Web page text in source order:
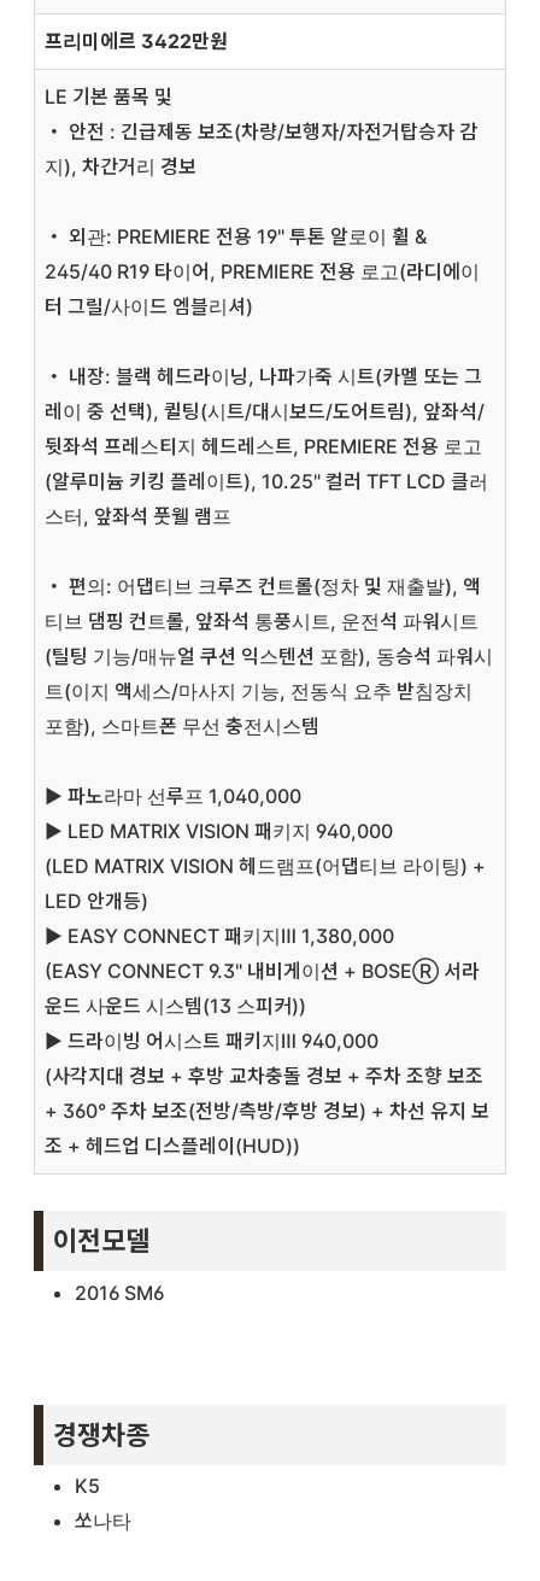
프리미에르 3422만원
LE 기본 품목 및
・ 안전 : 긴급제동 보조(차량/보행자/자전거탑승자 감
지), 차간거리 경보
・ 외관: PREMIERE 전용 19" 투톤 알로이 휠 &
245/40 R19 타이어, PREMIERE 전용 로고(라디에이
터 그릴/사이드 엠블리셔)
・ 내장: 블랙 헤드라이닝, 나파가죽 시트(카멜 또는 그
레이 중 선택), 퀼팅(시트/대시보드/도어트림), 앞좌석/
뒷좌석 프레스티지 헤드레스트, PREMIERE 전용 로고
(알루미늄 키킹 플레이트), 10.25" 컬러 TFT LCD 클러
스터, 앞좌석 풋웰 램프
・ 편의: 어댑티브 크루즈 컨트롤(정차 및 재출발), 액
티브 댐핑 컨트롤, 앞좌석 통풍시트, 운전석 파워시트
(틸팅 기능/매뉴얼 쿠션 익스텐션 포함), 동승석 파워시
트(이지 액세스/마사지 기능, 전동식 요추 받침장치
포함), 스마트폰 무선 충전시스템
▶ 파노라마 선루프 1,040,000
▶ LED MATRIX VISION 패키지 940,000
(LED MATRIX VISION 헤드램프(어댑티브 라이팅) +
LED 안개등)
▶ EASY CONNECT 패키지Ⅲ 1,380,000
(EASY CONNECT 9.3" 내비게이션 + BOSEⓇ 서라
운드 사운드 시스템(13 스피커))
▶ 드라이빙 어시스트 패키지Ⅲ 940,000
(사각지대 경보 + 후방 교차충돌 경보 + 주차 조향 보조
+ 360° 주차 보조(전방/측방/후방 경보) + 차선 유지 보
조 + 헤드업 디스플레이(HUD))
이전모델
2016 SM6
경쟁차종
K5
쏘나타